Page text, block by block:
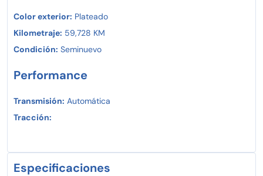
Color exterior: Plateado
Kilometraje: 59,728 KM
Condición: Seminuevo
Performance
Transmisión: Automática
Tracción:
Especificaciones